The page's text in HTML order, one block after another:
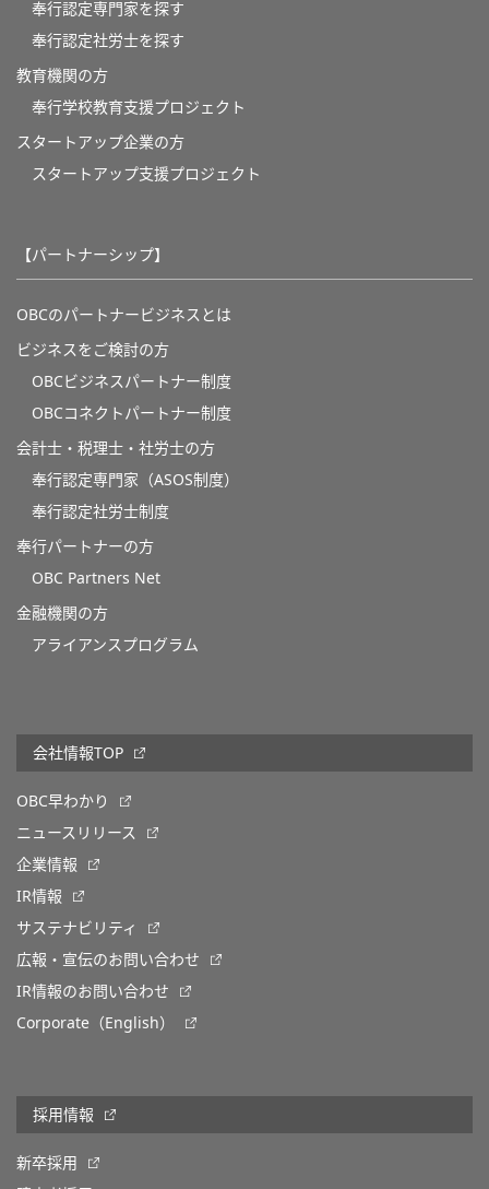
奉行認定専門家を探す
奉行認定社労士を探す
教育機関の方
奉⾏学校教育⽀援プロジェクト
スタートアップ企業の方
スタートアップ支援プロジェクト
【パートナーシップ】
OBCのパートナービジネスとは
ビジネスをご検討の方
OBCビジネスパートナー制度
OBCコネクトパートナー制度
会計士・税理士・社労士の方
奉行認定専門家（ASOS制度）
奉行認定社労士制度
奉行パートナーの方
OBC Partners Net
金融機関の方
アライアンスプログラム
会社情報TOP
OBC早わかり
ニュースリリース
企業情報
IR情報
サステナビリティ
広報・宣伝のお問い合わせ
IR情報のお問い合わせ
Corporate（English）
採用情報
新卒採用